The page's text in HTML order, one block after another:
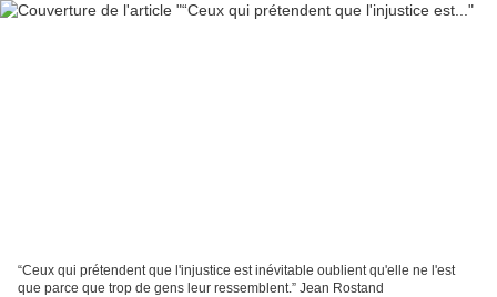
“Ceux qui prétendent que l'injustice est inévitable oublient qu'elle ne l'est
que parce que trop de gens leur ressemblent.” Jean Rostand